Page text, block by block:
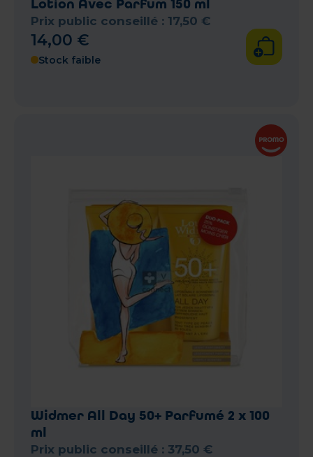
Lotion Avec Parfum 150 ml
Prix public conseillé : 17,50 €
14,00 €
Stock faible
Widmer All Day 50+ Parfumé 2 x 100
ml
Prix public conseillé : 37,50 €